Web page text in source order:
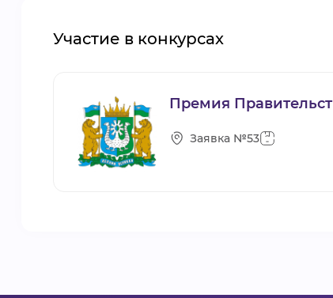
Участие в конкурсах
Премия
Заявка №53